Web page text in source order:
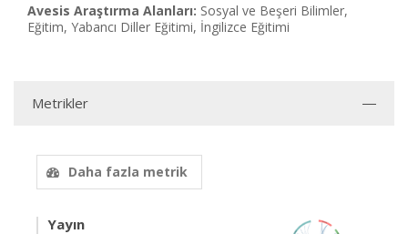
Avesis Araştırma Alanları: Sosyal ve Beşeri Bilimler,
Eğitim, Yabancı Diller Eğitimi, İngilizce Eğitimi
Metrikler
Daha fazla metrik
Yayın